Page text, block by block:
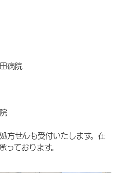
病院
方せんも受付いたします。在
っております。